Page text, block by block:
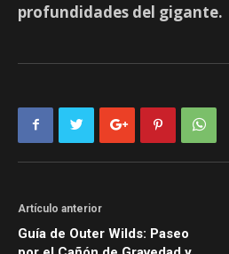
profundidades del gigante.
Artículo anterior
Guía de Outer Wilds: Paseo